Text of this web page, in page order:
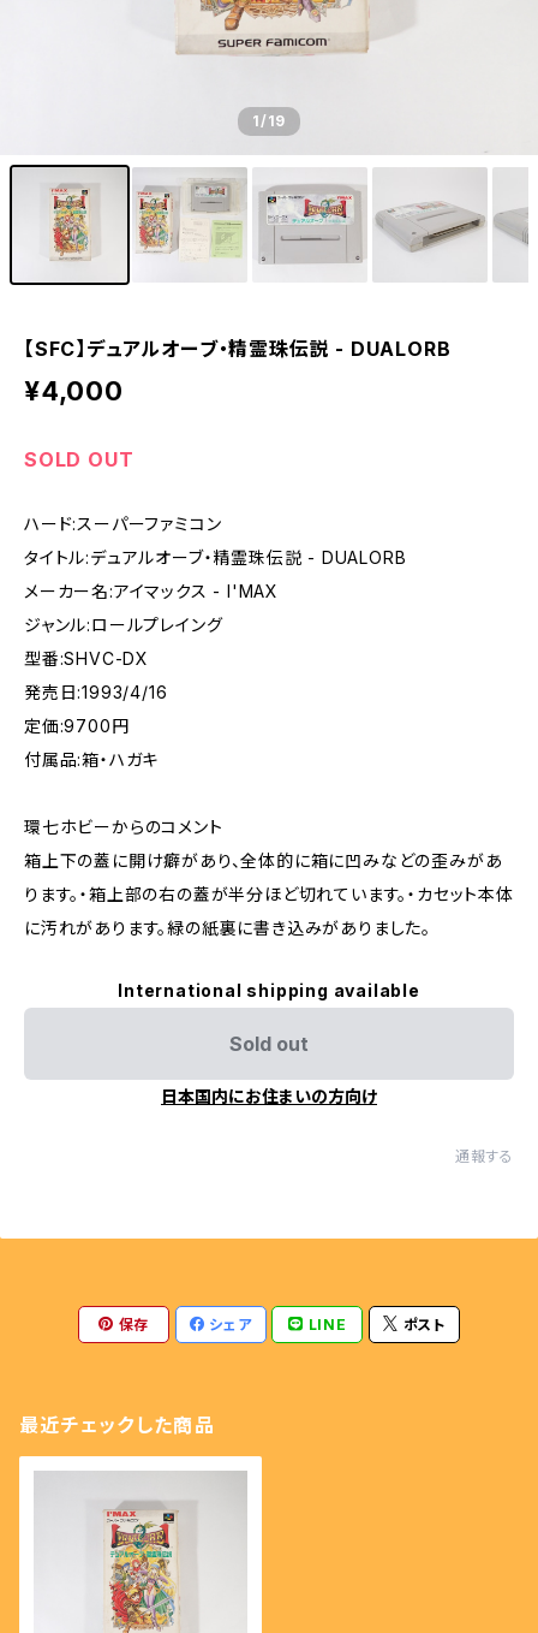
【SS】セガサターン - SEGA SATURN
【DC】ドリームキャスト - DREAM CAST
【PCE】PCエンジン - PC ENGINE
1/19
【SFC】デュアルオーブ・精霊珠伝説 - DUALORB
¥4,000
SOLD OUT
ハード:スーパーファミコン
タイトル:デュアルオーブ・精霊珠伝説 - DUALORB
メーカー名:アイマックス - I'MAX
ジャンル:ロールプレイング
型番:SHVC-DX
発売日:1993/4/16
定価:9700円
付属品:箱・ハガキ
環七ホビーからのコメント
箱上下の蓋に開け癖があり、全体的に箱に凹みなどの歪みがあ
ります。・箱上部の右の蓋が半分ほど切れています。・カセット本体
に汚れがあります。緑の紙裏に書き込みがありました。
International shipping available
Sold out
日本国内にお住まいの方向け
通報する
保存 シェア LINE ポスト
最近チェックした商品